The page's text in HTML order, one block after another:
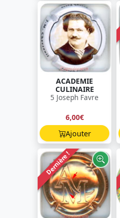
ACADEMIE
CULINAIRE
5 Joseph Favre
6,00€
Ajouter
Dernière !